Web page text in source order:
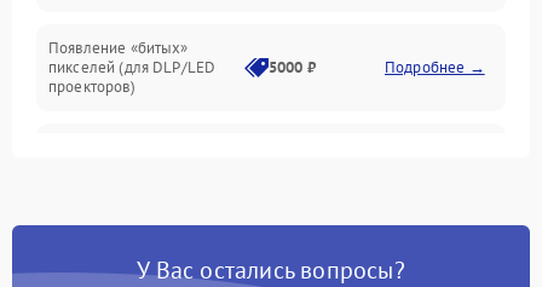
Появление «битых»
пикселей (для DLP/LED
проекторов)
5000 ₽ Подробнее →
Нестабильная яркость или
У Вас остались вопросы?